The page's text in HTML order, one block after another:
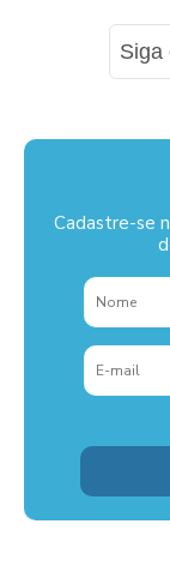
Siga
Cadastre-se